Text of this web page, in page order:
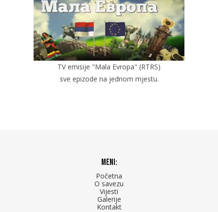
TV emisije "Mala Evropa" (RTRS)
sve epizode na jednom mjestu.
Meni:
Početna
O savezu
Vijesti
Galerije
Kontakt